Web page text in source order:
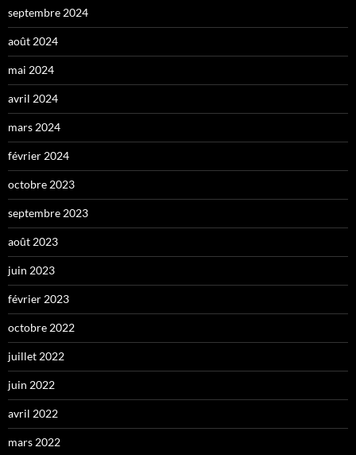
septembre 2024
août 2024
mai 2024
avril 2024
mars 2024
février 2024
octobre 2023
septembre 2023
août 2023
juin 2023
février 2023
octobre 2022
juillet 2022
juin 2022
avril 2022
mars 2022